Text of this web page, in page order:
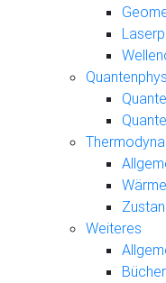
Weiteres
Bücher